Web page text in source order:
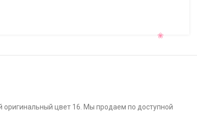
оригинальный цвет 16. Мы продаем по доступной